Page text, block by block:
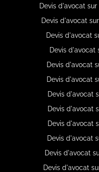
Devis d'avocat
Devis d'avocat
Devis d'avocat
Devis d'avocat
Devis d'avocat
Devis d'avocat
Devis d'avocat
Devis d'avocat
Devis d'avocat
Devis d'avocat
Devis d'avocat
Devis d'avocat